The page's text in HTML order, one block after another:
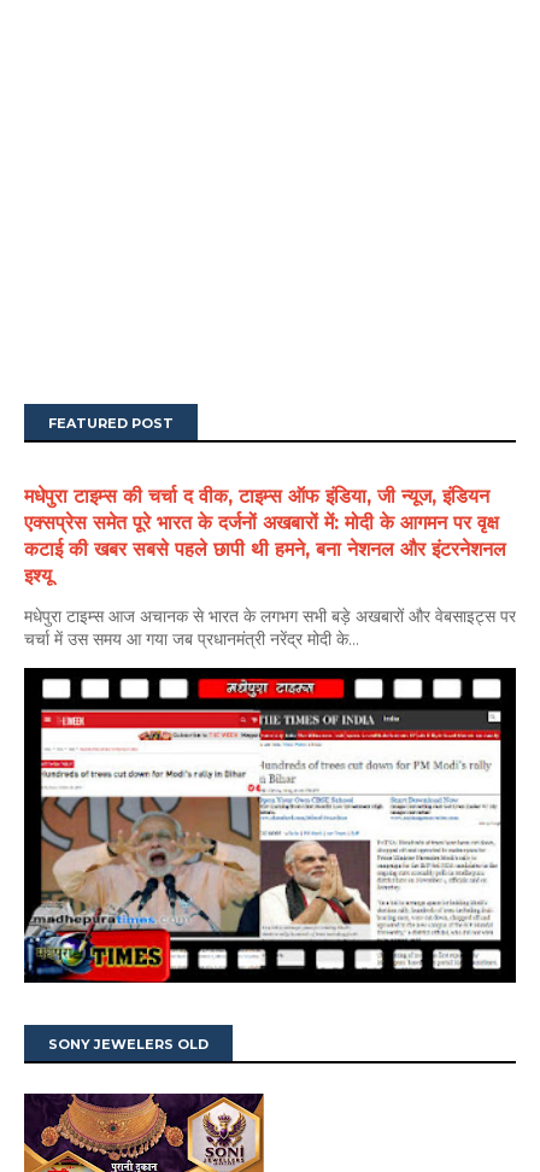
FEATURED POST
मधेपुरा टाइम्स की चर्चा द वीक, टाइम्स ऑफ इंडिया, जी न्यूज, इंडियन
एक्सप्रेस समेत पूरे भारत के दर्जनों अखबारों में: मोदी के आगमन पर वृक्ष
कटाई की खबर सबसे पहले छापी थी हमने, बना नेशनल और इंटरनेशनल
इश्यू
मधेपुरा टाइम्स आज अचानक से भारत के लगभग सभी बड़े अखबारों और वेबसाइट्स पर
चर्चा में उस समय आ गया जब प्रधानमंत्री नरेंद्र मोदी के...
SONY JEWELERS OLD